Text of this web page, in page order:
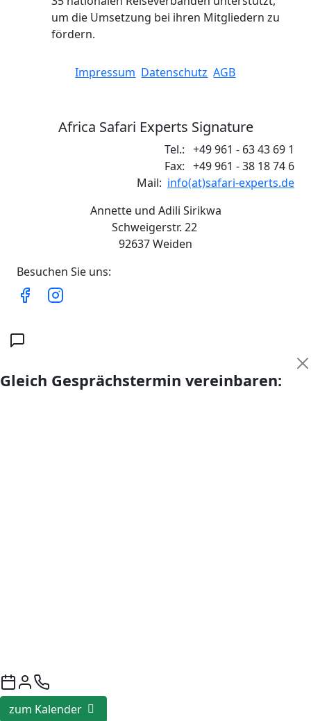
um die Umsetzung bei ihren Mitgliedern zu
fördern.
Impressum Datenschutz AGB
Africa Safari Experts Signature
Tel.: +49 961 - 63 43 69 1
Fax: +49 961 - 38 18 74 6
Mail: info(at)safari-experts.de
Annette und Adili Sirikwa
Schweigerstr. 22
92637 Weiden
Besuchen Sie uns:
Gleich Gesprächstermin vereinbaren:
zum Kalender